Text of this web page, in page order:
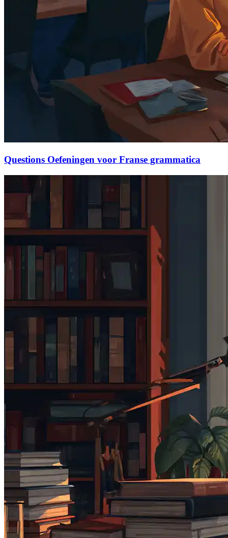
Questions Oefeningen voor Franse grammatica